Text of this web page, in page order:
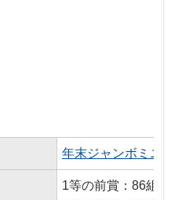
年末ジャンボミニ
1等の前賞：86組